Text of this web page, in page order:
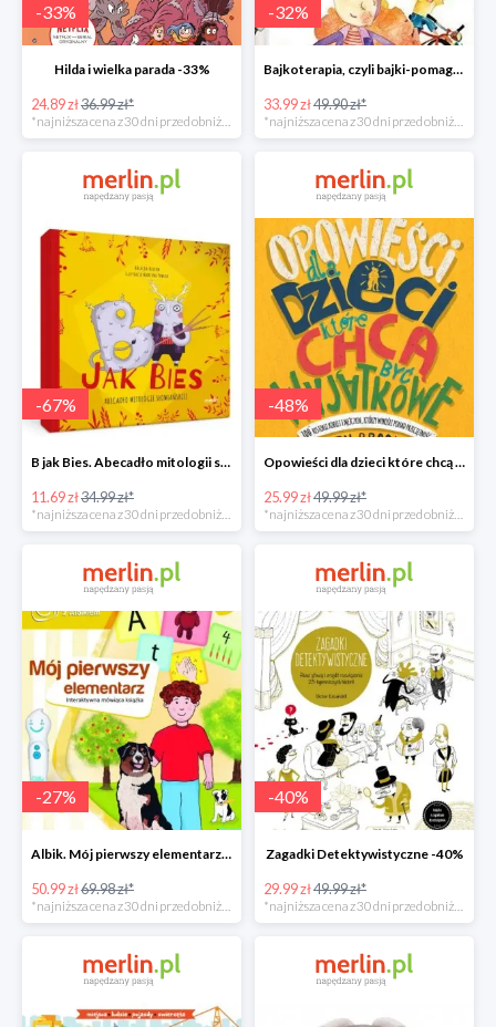
-33%
Hilda i wielka parada -33%
24.89 zł36.99 zł*
*najniższa cena z 30 dni przed obniżką
-32%
Bajkoterapia, czyli bajki-pomagajki dla małych i dużych -32%
33.99 zł49.90 zł*
*najniższa cena z 30 dni przed obniżką
-67%
B jak Bies. Abecadło mitologii słowiańskiej. ABC mitów świata -67%
11.69 zł34.99 zł*
-48%
Opowieści dla dzieci które chcą być wyjątkowe -49%
25.99 zł49.99 zł*
-27%
Albik. Mój pierwszy elementarz - książka interaktywna -28%
50.99 zł69.98 zł*
*najniższa cena z 30 dni przed obniżką
-40%
Zagadki Detektywistyczne -40%
29.99 zł49.99 zł*
*najniższa cena z 30 dni przed obniżką